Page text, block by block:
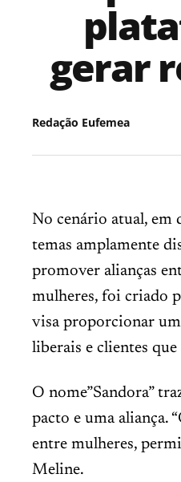
gerar
Redação Eufemea
No cenário atual, em
temas amplamente
promover alianças
mulheres, foi criado
visa proporcionar
liberais e clientes
O nome”Sandora”
pacto e uma aliança.
entre mulheres,
Meline.